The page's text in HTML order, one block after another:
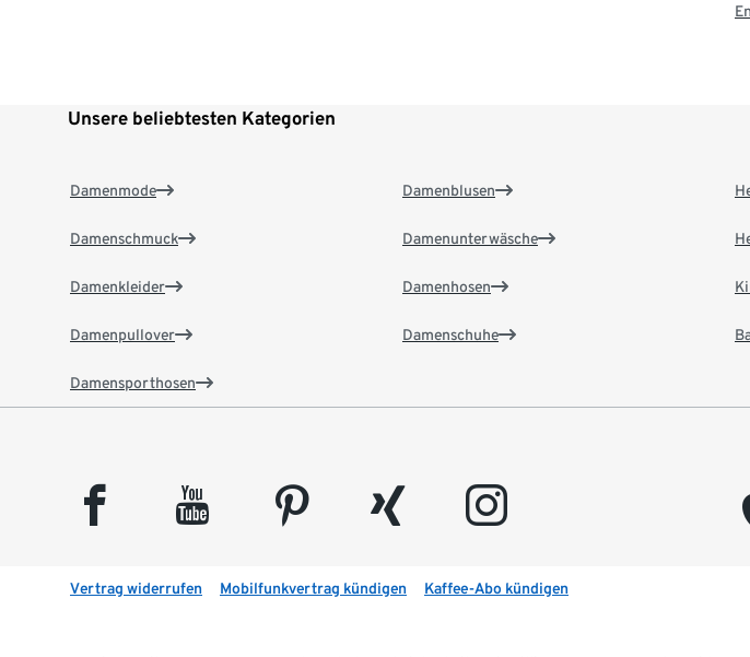
Unsere beliebtesten Kategorien
Damenmode
Damenschmuck
Damenkleider
Damenpullover
Damensporthosen
Damenblusen
Damenunterwäsche
Damenhosen
Damenschuhe
facebook youtube pinterest xing instagram
Vertrag widerrufen Mobilfunkvertrag kündigen Kaffee-Abo kündigen